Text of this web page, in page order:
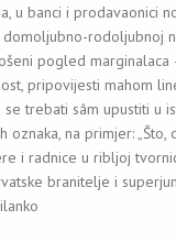
u banci i prodavaonici
domoljubno-rodoljubnoj
pogled marginalaca
pripovijesti mahom
se trebati sâm upustiti u
oznaka, na primjer:
i radnice u ribljoj
branitelje i